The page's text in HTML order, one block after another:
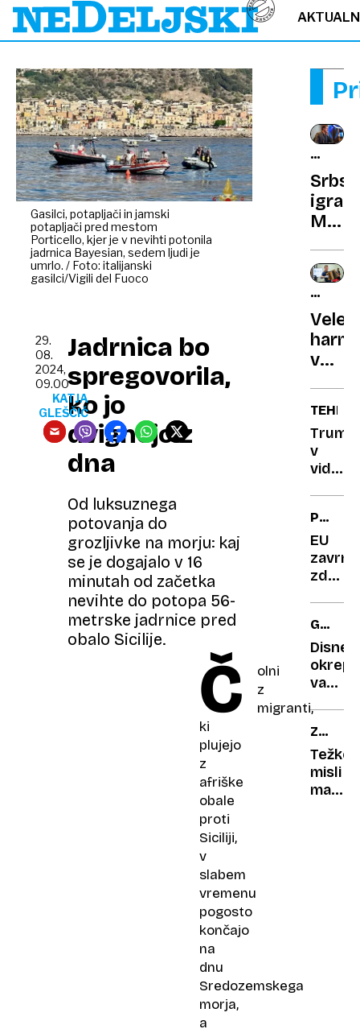
Gasilci, potapljači in jamski
potapljači pred mestom
Porticello, kjer je v nevihti potonila
jadrnica Bayesian, sedem ljudi je
umrlo. / Foto: italijanski
gasilci/Vigili del Fuoco
Jadrnica bo
spregovorila,
ko jo
dvignejo z
dna
Od luksuznega
potovanja do
grozljivke na morju: kaj
se je dogajalo v 16
minutah od začetka
nevihte do potopa 56-
metrske jadrnice pred
obalo Sicilije.
29.
08.
2024,
09.00
KATJA
GLEŠČIČ
Č
olni
z
migranti,
ki
plujejo
z
afriške
obale
proti
Siciliji,
v
slabem
vremenu
pogosto
končajo
na
dnu
Sredozemskega
morja,
a
NOVICE
Miloš
služi
v
Rusiji
v
nov
Trump
v
EU
za
GAL
GADOT
Disney
okrepil
potem
ko je
prejela
Težke
misli
mame